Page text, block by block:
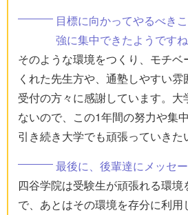
目標に向かってやるべき
強に集中できたようですね
そのような環境をつくり、モチベ
くれた先生方や、通塾しやすい
受付の方々に感謝しています。大
ないので、この1年間の努力や集
引き続き大学でも頑張っていきた
最後に、後輩達にメッセ
四谷学院は受験生が頑張れる環
で、あとはその環境を存分に利